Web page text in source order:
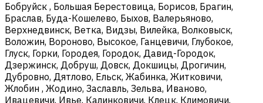
Бобруйск , Большая Берестовица, Борисов, Брагин,
Браслав, Буда-Кошелево, Быхов, Валерьяново,
Верхнедвинск, Ветка, Видзы, Вилейка, Волковыск,
Воложин, Вороново, Высокое, Ганцевичи, Глубокое,
Глуск, Горки, Городея, Городок, Давид-Городок,
Дзержинск, Добруш, Довск, Докшицы, Дрогичин,
Дубровно, Дятлово, Ельск, Жабинка, Житковичи,
Жлобин , Жодино, Заславль, Зельва, Иваново,
Ивацевичи, Ивье, Калинковичи, Клецк, Климовичи,